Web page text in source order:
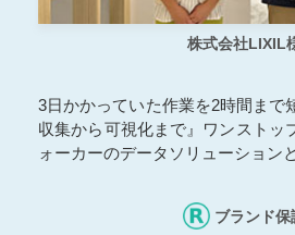
株式会社LIXIL
3日かかっていた作業を2時間まで
収集から可視化まで』ワンストッ
ォーカーのデータソリューション
ブランド保